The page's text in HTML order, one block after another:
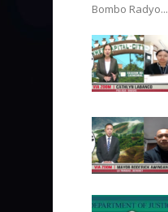
Bombo Radyo...